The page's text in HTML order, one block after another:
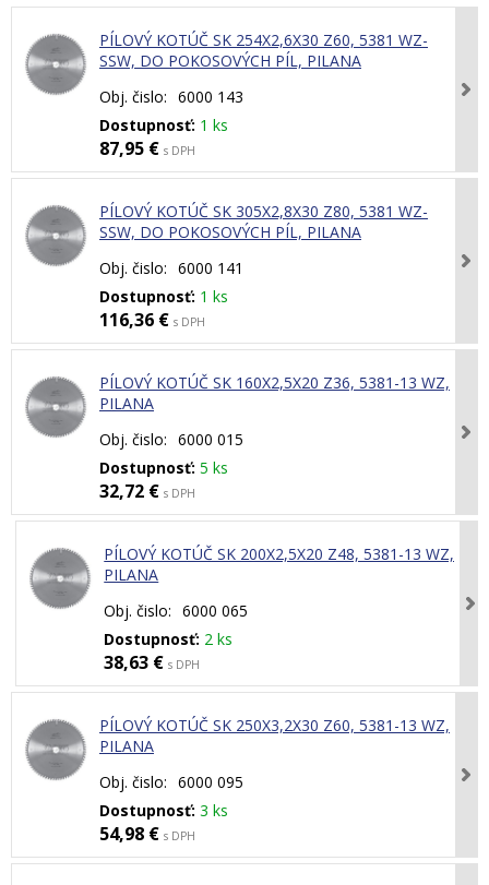
PÍLOVÝ KOTÚČ SK 254X2,6X30 Z60, 5381 WZ-
SSW, DO POKOSOVÝCH PÍL, PILANA
Obj. čislo: 6000 143
Dostupnosť: 1 ks
87,95 € s DPH
PÍLOVÝ KOTÚČ SK 305X2,8X30 Z80, 5381 WZ-
SSW, DO POKOSOVÝCH PÍL, PILANA
Obj. čislo: 6000 141
Dostupnosť: 1 ks
116,36 € s DPH
PÍLOVÝ KOTÚČ SK 160X2,5X20 Z36, 5381-13 WZ,
PILANA
Obj. čislo: 6000 015
Dostupnosť: 5 ks
32,72 € s DPH
PÍLOVÝ KOTÚČ SK 200X2,5X20 Z48, 5381-13 WZ,
PILANA
Obj. čislo: 6000 065
Dostupnosť: 2 ks
38,63 € s DPH
PÍLOVÝ KOTÚČ SK 250X3,2X30 Z60, 5381-13 WZ,
PILANA
Obj. čislo: 6000 095
Dostupnosť: 3 ks
54,98 € s DPH